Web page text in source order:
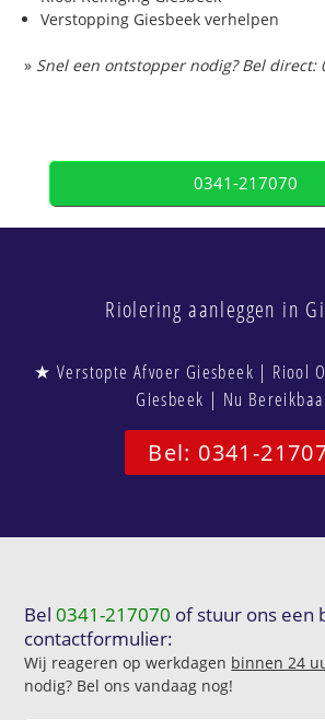
Verstopping Giesbeek verhelpen
» Snel een ontstopper nodig? Bel direct:
0341-217070
Riolering aanleggen in
★ Verstopte Afvoer Giesbeek | Riool
Giesbeek | Nu
Bel: 0341-
Bel0341-217070 of stuur ons een
contactformulier:
Wij reageren op werkdagen binnen 24
nodig? Bel ons vandaag nog!